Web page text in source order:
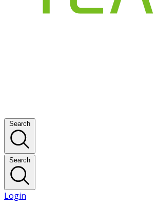
Search
Search
Login